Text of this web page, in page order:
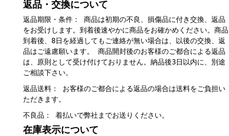
返品・交換について
返品期限・条件： 商品は初期の不良、損傷品に付き交換、返品
をお受けします。到着後速やかに商品をお確かめください。商品
到着後、8日を経過してもご連絡が無い場合は、以後の交換、返
品はご遠慮願います。 商品開封後のお客様のご都合による返品
は、原則として受け付けておりません。納品後3日以内に、別途
ご相談下さい。
返品送料： お客様のご都合による返品の場合は送料をご負担い
ただきます。
不良品： 着払いで弊社までお送りください。
在庫表示について